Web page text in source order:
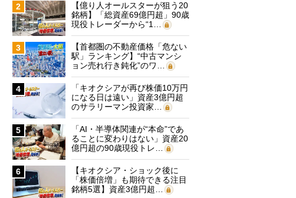
2
【億り人オールスターが狙う20
銘柄】「総資産69億円超」90歳
現役トレーダーから“1…
3
【首都圏の不動産価格「危ない
駅」ランキング】“中古マンシ
ョン売れ行き鈍化”のワ…
4
「キオクシアが再び株価10万円
になる日は遠い」資産3億円超
のサラリーマン投資家…
5
「AI・半導体関連が“本命”であ
ることに変わりはない」資産20
億円超の90歳現役トレ…
6
【キオクシア・ショック後に
「株価倍増」も期待できる注目
銘柄5選】資産3億円超…